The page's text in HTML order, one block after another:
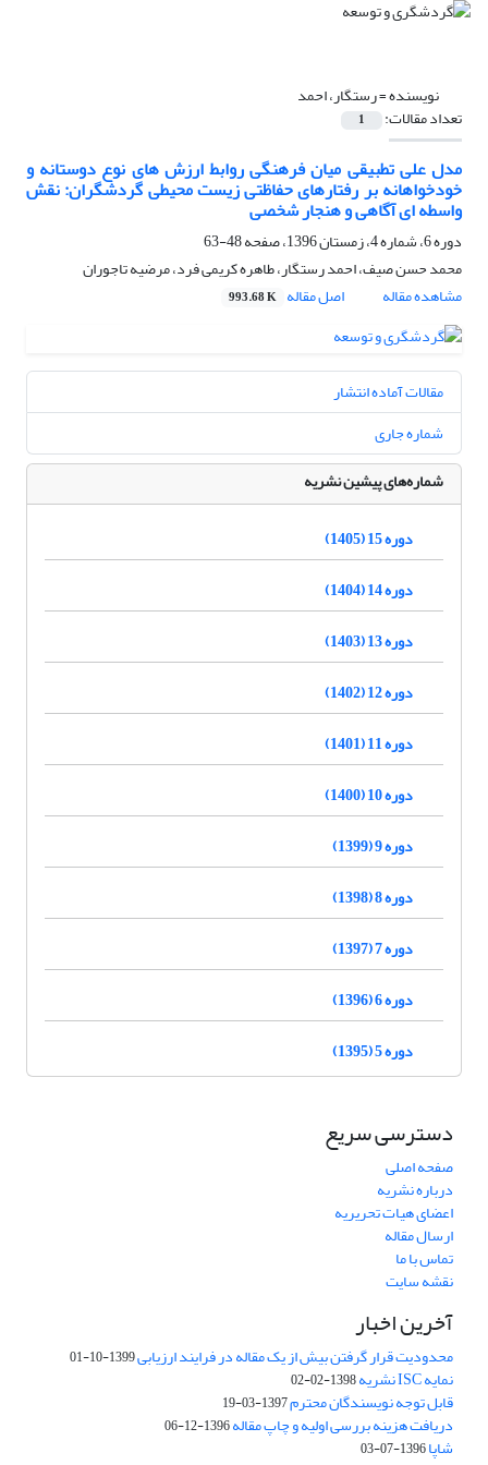
نویسنده =رستگار، احمد
تعداد مقالات: 1
مدل علی تطبیقی میان فرهنگی روابط ارزش های نوع دوستانه و
خودخواهانه بر رفتارهای حفاظتی زیست محیطی گردشگران: نقش
واسطه ای آگاهی و هنجار شخصی
دوره 6، شماره 4، زمستان 1396، صفحه
48-63
محمد حسن صیف، احمد رستگار، طاهره کریمی فرد، مرضیه تاجوران
مشاهده مقاله
اصل مقاله 993.68 K
مقالات آماده انتشار
شماره جاری
شماره‌های پیشین نشریه
دوره 15 (1405)
دوره 14 (1404)
دوره 13 (1403)
دوره 12 (1402)
دوره 11 (1401)
دوره 10 (1400)
دوره 9 (1399)
دوره 8 (1398)
دوره 7 (1397)
دوره 6 (1396)
دوره 5 (1395)
دسترسی سریع
صفحه اصلی
درباره نشریه
اعضای هیات تحریریه
ارسال مقاله
تماس با ما
نقشه سایت
آخرین اخبار
محدودیت قرار گرفتن بیش از یک مقاله در فرایند ارزیابی1399-10-01
نمایه ISC نشریه 1398-02-02
قابل توجه نویسندگان محترم1397-03-19
دریافت هزینه بررسی اولیه و چاپ مقاله1396-12-06
شاپا1396-07-03